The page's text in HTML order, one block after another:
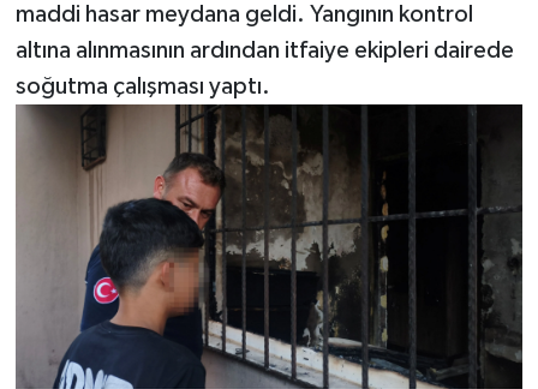
maddi hasar meydana geldi. Yangının kontrol
altına alınmasının ardından itfaiye ekipleri dairede
soğutma çalışması yaptı.